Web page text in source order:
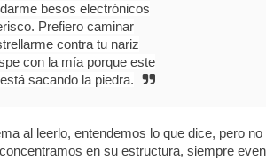
besos electrónicos
Prefiero caminar
contra tu nariz
con la mía porque este
sacando la piedra.
al leerlo, entendemos lo que dice, pero
en su estructura, siempre